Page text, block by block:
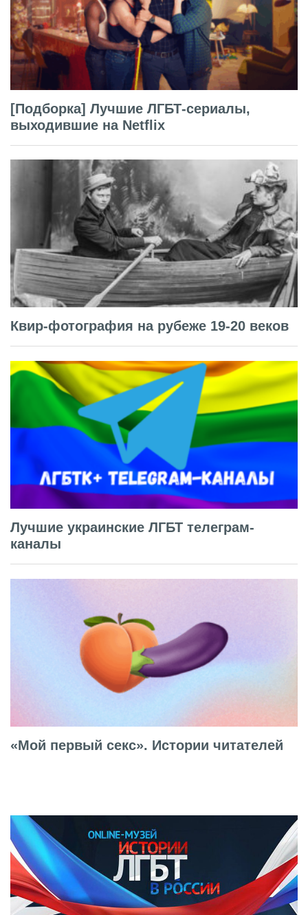
[Подборка] Лучшие ЛГБТ-сериалы,
выходившие на Netflix
Квир-фотография на рубеже 19-20 веков
Лучшие украинские ЛГБТ телеграм-
каналы
«Мой первый секс». Истории читателей